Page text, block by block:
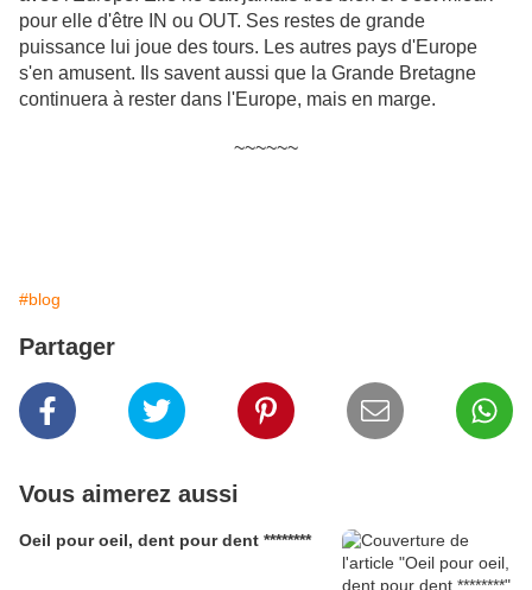
pour elle d'être IN ou OUT. Ses restes de grande
puissance lui joue des tours. Les autres pays d'Europe
s'en amusent. Ils savent aussi que la Grande Bretagne
continuera à rester dans l'Europe, mais en marge.
~~~~~~
#blog
Partager
Vous aimerez aussi
Oeil pour oeil, dent pour dent ********